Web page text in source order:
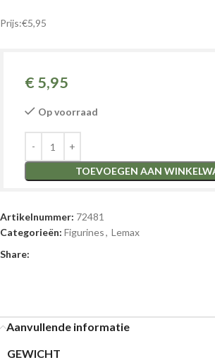
Prijs:€5,95
€ 5,95
Op voorraad
TOEVOEGEN AAN
Artikelnummer: 72481
Categorieën: Figurines, Lemax
Share:
Aanvullende informatie
GEWICHT